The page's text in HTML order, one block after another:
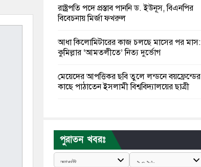
রাষ্ট্রপতি পদে প্রস্তাব পাননি ড. ইউনূস, বিএনপির
বিবেচনায় মির্জা ফখরুল
আধা কিলোমিটারের কাজ চলছে মাসের পর মাস:
কুমিল্লার ‘আমতলীতে’ নিত্য দুর্ভোগ
মেয়েদের আপত্তিকর ছবি তুলে লন্ডনে বয়ফ্রেন্ডের
কাছে পাঠাতেন ইসলামী বিশ্ববিদ্যালয়ের ছাত্রী
পাঁচ দেশি মাছে মিলল মাইক্রোপ্লাস্টিক, সবচেয়ে
বেশি কই মাছে
পুরাতন খবরঃ